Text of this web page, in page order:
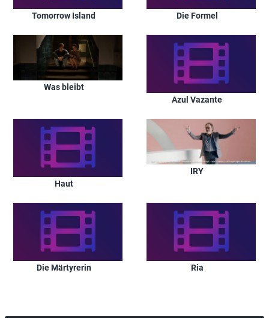
Tomorrow Island Die Formel
Was bleibt
Azul Vazante
Haut
IRY
Die Märtyrerin Ria